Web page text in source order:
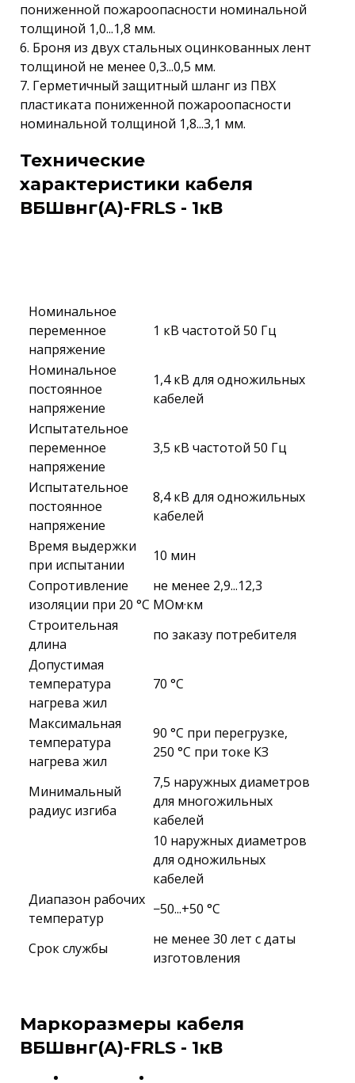
пониженной пожароопасности номинальной
толщиной 1,0...1,8 мм.
6. Броня из двух стальных оцинкованных лент
толщиной не менее 0,3...0,5 мм.
7. Герметичный защитный шланг из ПВХ
пластиката пониженной пожароопасности
номинальной толщиной 1,8...3,1 мм.
Технические
характеристики кабеля
ВБШвнг(A)-FRLS - 1кВ
Номинальное
переменное
напряжение
1 кВ частотой 50 Гц
Номинальное
постоянное
напряжение
1,4 кВ для одножильных
кабелей
Испытательное
переменное
напряжение
3,5 кВ частотой 50 Гц
Испытательное
постоянное
напряжение
8,4 кВ для одножильных
кабелей
Время выдержки
при испытании
10 мин
Сопротивление
изоляции при 20 °С
не менее 2,9...12,3
МОм·км
Строительная
длина
по заказу потребителя
Допустимая
температура
нагрева жил
70 °C
Максимальная
температура
нагрева жил
90 °C при перегрузке,
250 °C при токе КЗ
Минимальный
радиус изгиба
7,5 наружных диаметров
для многожильных
кабелей
10 наружных диаметров
для одножильных
кабелей
Диапазон рабочих
температур
−50...+50 °C
Срок службы
не менее 30 лет с даты
изготовления
Маркоразмеры кабеля
ВБШвнг(A)-FRLS - 1кВ